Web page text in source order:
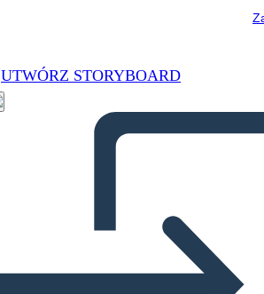
UTWÓRZ STORYBOARD